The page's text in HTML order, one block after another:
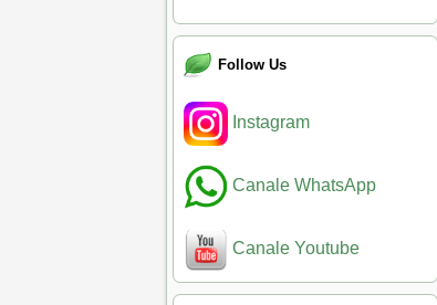
Follow Us
Instagram
Canale WhatsApp
Canale Youtube